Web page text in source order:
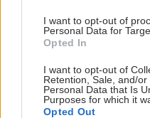
I want to opt-out of
Personal Data for
Opted In
I want to opt-out of
Retention, Sale, and/
Personal Data that Is
Purposes for which it
Opted Out